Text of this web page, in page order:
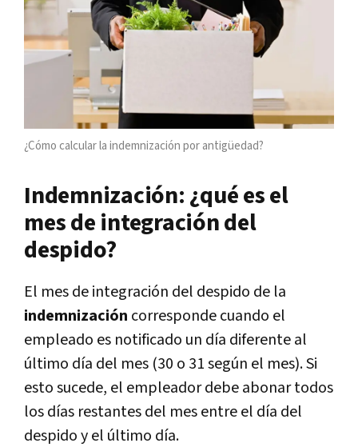
¿Cómo calcular la indemnización por antigüedad?
Indemnización: ¿qué es el
mes de integración del
despido?
El mes de integración del despido de la
indemnización corresponde cuando el
empleado es notificado un día diferente al
último día del mes (30 o 31 según el mes). Si
esto sucede, el empleador debe abonar todos
los días restantes del mes entre el día del
despido y el último día.